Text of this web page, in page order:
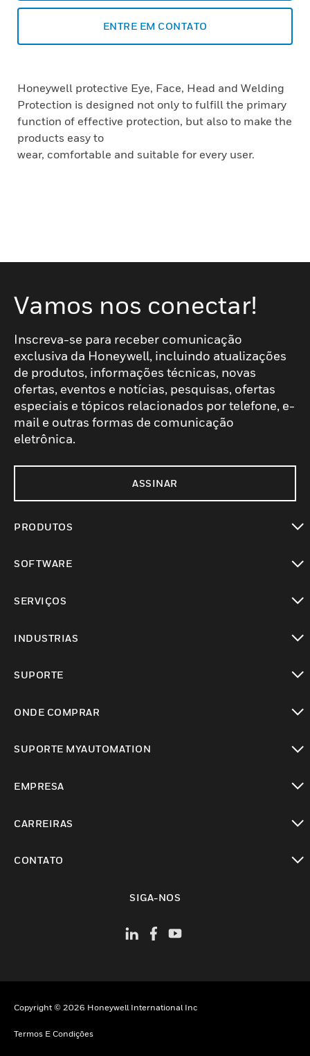
ENTRE EM CONTATO
Honeywell protective Eye, Face, Head and Welding
Protection is designed not only to fulfill the primary
function of effective protection, but also to make the
products easy to
wear, comfortable and suitable for every user.
Vamos nos conectar!
Inscreva-se para receber comunicação
exclusiva da Honeywell, incluindo atualizações
de produtos, informações técnicas, novas
ofertas, eventos e notícias, pesquisas, ofertas
especiais e tópicos relacionados por telefone, e-
mail e outras formas de comunicação
eletrônica.
ASSINAR
PRODUTOS
SOFTWARE
SERVIÇOS
INDUSTRIAS
SUPORTE
ONDE COMPRAR
SUPORTE MYAUTOMATION
EMPRESA
CARREIRAS
CONTATO
SIGA-NOS
Copyright © 2026 Honeywell International Inc
Termos E Condições